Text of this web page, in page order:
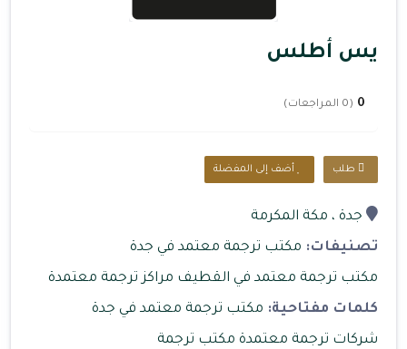
يس أطلس
0 (0 المراجعات)
طلب أضف إلى المفضلة
جدة ، مكة المكرمة
تصنيفات: مكتب ترجمة معتمد في جدة
مكتب ترجمة معتمد في القطيف مراكز ترجمة معتمدة
كلمات مفتاحية: مكتب ترجمة معتمد في جدة
شركات ترجمة معتمدة مكتب ترجمة